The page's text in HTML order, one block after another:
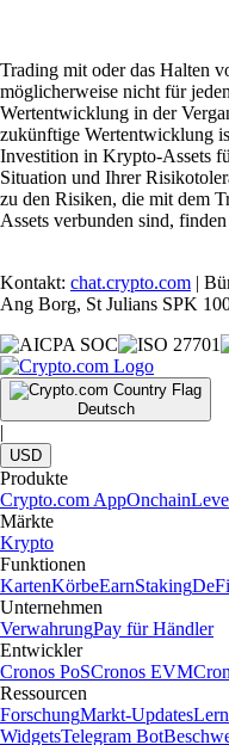
Trading mit oder das Halten
möglicherweise nicht für
Wertentwicklung in der
zukünftige Wertentwicklung
Investition in Krypto-Assets
Situation und Ihrer
zu den Risiken, die mit dem
Assets verbunden sind,
Kontakt: chat.crypto.com |
Ang Borg, St Julians SPK
Deutsch
|
USD
Produkte
Crypto.com AppOnchain
Märkte
Krypto
Funktionen
KartenKörbeEarnStaking
Unternehmen
VerwahrungPay für Händler
Entwickler
Cronos PoSCronos EVM
Ressourcen
ForschungMarkt-Updates
WidgetsTelegram Bot